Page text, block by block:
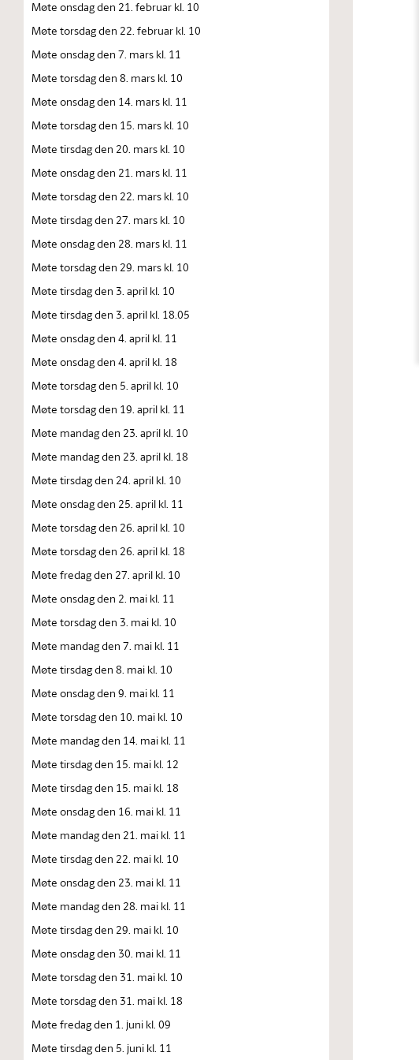
Møte onsdag den 21. februar kl. 10
Møte torsdag den 22. februar kl. 10
Møte onsdag den 7. mars kl. 11
Møte torsdag den 8. mars kl. 10
Møte onsdag den 14. mars kl. 11
Møte torsdag den 15. mars kl. 10
Møte tirsdag den 20. mars kl. 10
Møte onsdag den 21. mars kl. 11
Møte torsdag den 22. mars kl. 10
Møte tirsdag den 27. mars kl. 10
Møte onsdag den 28. mars kl. 11
Møte torsdag den 29. mars kl. 10
Møte tirsdag den 3. april kl. 10
Møte tirsdag den 3. april kl. 18.05
Møte onsdag den 4. april kl. 11
Møte onsdag den 4. april kl. 18
Møte torsdag den 5. april kl. 10
Møte torsdag den 19. april kl. 11
Møte mandag den 23. april kl. 10
Møte mandag den 23. april kl. 18
Møte tirsdag den 24. april kl. 10
Møte onsdag den 25. april kl. 11
Møte torsdag den 26. april kl. 10
Møte torsdag den 26. april kl. 18
Møte fredag den 27. april kl. 10
Møte onsdag den 2. mai kl. 11
Møte torsdag den 3. mai kl. 10
Møte mandag den 7. mai kl. 11
Møte tirsdag den 8. mai kl. 10
Møte onsdag den 9. mai kl. 11
Møte torsdag den 10. mai kl. 10
Møte mandag den 14. mai kl. 11
Møte tirsdag den 15. mai kl. 12
Møte tirsdag den 15. mai kl. 18
Møte onsdag den 16. mai kl. 11
Møte mandag den 21. mai kl. 11
Møte tirsdag den 22. mai kl. 10
Møte onsdag den 23. mai kl. 11
Møte mandag den 28. mai kl. 11
Møte tirsdag den 29. mai kl. 10
Møte onsdag den 30. mai kl. 11
Møte torsdag den 31. mai kl. 10
Møte torsdag den 31. mai kl. 18
Møte fredag den 1. juni kl. 09
Møte tirsdag den 5. juni kl. 11